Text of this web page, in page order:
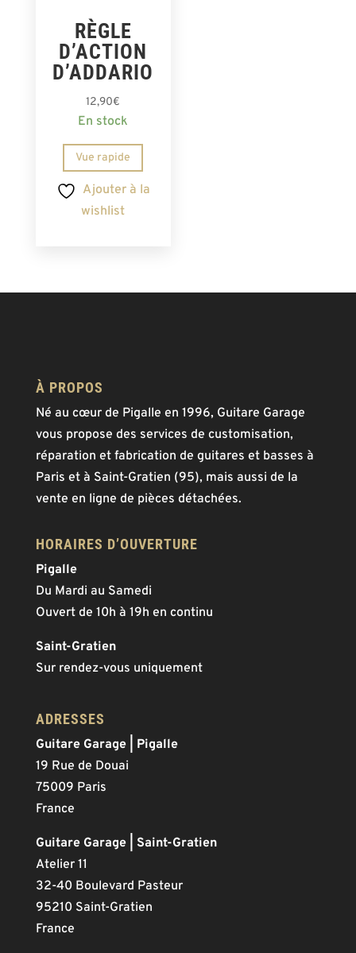
RÈGLE
D’ACTION
D’ADDARIO
12,90€
En stock
Vue rapide
Ajouter à la
wishlist
À PROPOS
Né au cœur de Pigalle en 1996, Guitare Garage
vous propose des services de customisation,
réparation et fabrication de guitares et basses à
Paris et à Saint-Gratien (95), mais aussi de la
vente en ligne de pièces détachées.
HORAIRES D’OUVERTURE
Pigalle
Du Mardi au Samedi
Ouvert de 10h à 19h en continu
Saint-Gratien
Sur rendez-vous uniquement
ADRESSES
Guitare Garage | Pigalle
19 Rue de Douai
75009 Paris
France
Guitare Garage | Saint-Gratien
Atelier 11
32-40 Boulevard Pasteur
95210 Saint-Gratien
France